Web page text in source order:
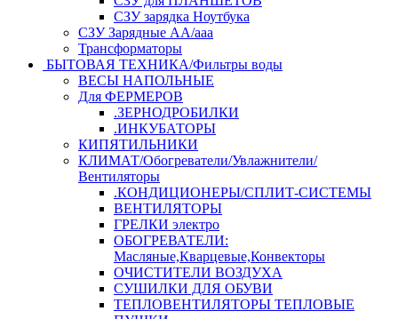
СЗУ зарядка Ноутбука
СЗУ Зарядные АА/ааа
Трансформаторы
БЫТОВАЯ ТЕХНИКА/Фильтры воды
ВЕСЫ НАПОЛЬНЫЕ
Для ФЕРМЕРОВ
.ЗЕРНОДРОБИЛКИ
.ИНКУБАТОРЫ
КИПЯТИЛЬНИКИ
КЛИМАТ/Обогреватели/Увлажнители/
Вентиляторы
.КОНДИЦИОНЕРЫ/СПЛИТ-СИСТЕМЫ
ВЕНТИЛЯТОРЫ
ГРЕЛКИ электро
ОБОГРЕВАТЕЛИ:
Масляные,Кварцевые,Конвекторы
ОЧИСТИТЕЛИ ВОЗДУХА
СУШИЛКИ ДЛЯ ОБУВИ
ТЕПЛОВЕНТИЛЯТОРЫ ТЕПЛОВЫЕ